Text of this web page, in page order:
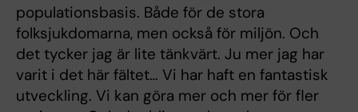
populationsbasis. Både för de stora
folksjukdomarna, men också för miljön. Och
det tycker jag är lite tänkvärt. Ju mer jag har
varit i det här fältet… Vi har haft en fantastisk
utveckling. Vi kan göra mer och mer för fler